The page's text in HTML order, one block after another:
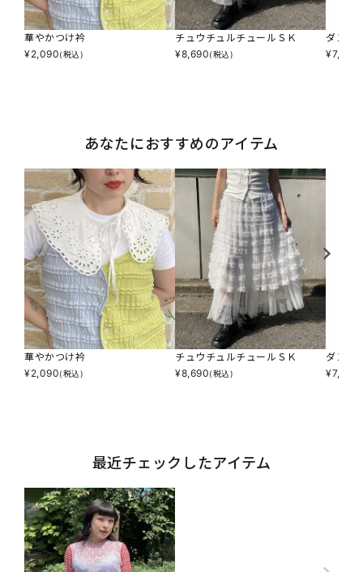
華やかつけ衿
¥2,090(税込)
チュウチュルチュールＳＫ
¥8,690(税込)
ダンダ
¥7,590
あなたにおすすめのアイテム
華やかつけ衿
¥2,090(税込)
チュウチュルチュールＳＫ
¥8,690(税込)
ダンダ
¥7,590
最近チェックしたアイテム